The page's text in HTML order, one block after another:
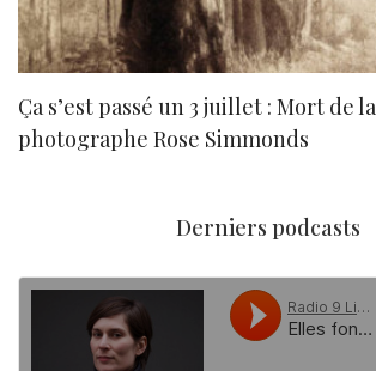
Ça s’est passé un 3 juillet : Mort de la
photographe Rose Simmonds
Derniers podcasts